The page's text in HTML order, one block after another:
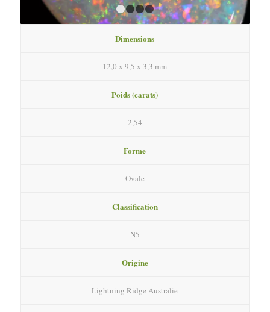
1 2 4
Dimensions
12,0 x 9,5 x 3,3 mm
Poids (carats)
2,54
Forme
Ovale
Classification
N5
Origine
Lightning Ridge Australie